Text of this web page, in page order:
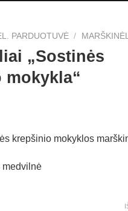
PARDUOTUVĖ /
„Sostinės
krepšinio mokyklos
medvilnė